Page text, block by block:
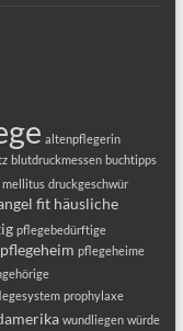
altenpflegerin
blutdruckmessen buchtipps
mellitus druckgeschwür
fit häusliche
pflegebedürftige
pflegeheim pflegeheime
prophylaxe
wundliegen würde